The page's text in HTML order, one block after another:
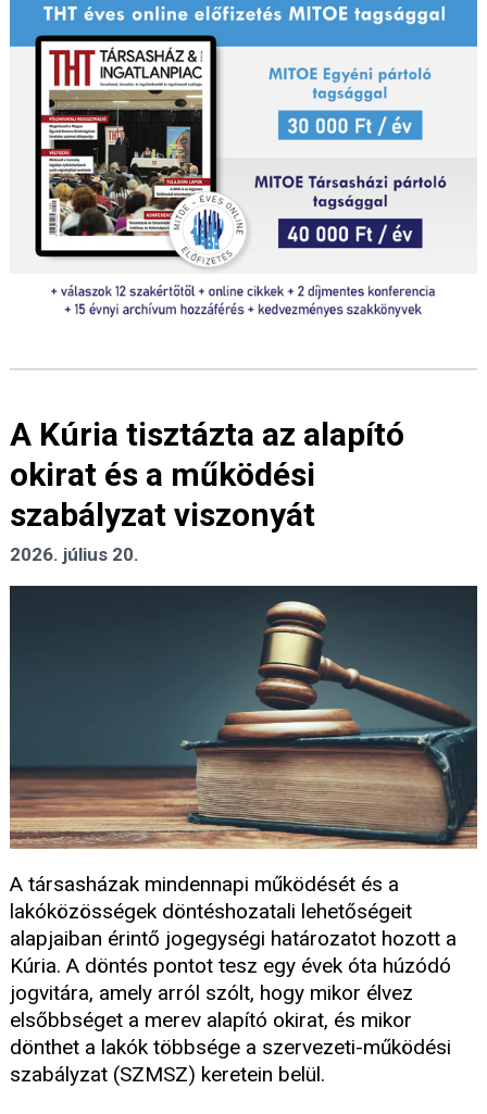
A Kúria tisztázta az alapító
okirat és a működési
szabályzat viszonyát
2026. július 20.
A társasházak mindennapi működését és a
lakóközösségek döntéshozatali lehetőségeit
alapjaiban érintő jogegységi határozatot hozott a
Kúria. A döntés pontot tesz egy évek óta húzódó
jogvitára, amely arról szólt, hogy mikor élvez
elsőbbséget a merev alapító okirat, és mikor
dönthet a lakók többsége a szervezeti-működési
szabályzat (SZMSZ) keretein belül.